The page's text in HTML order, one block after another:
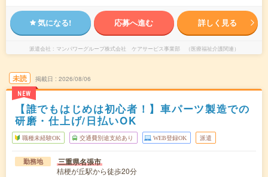
気になる! 応募へ進む 詳しく見る
派遣会社 マンパワーグループ株式会社 ケアサービス事業部 （医療福祉介護関連）
未読
NEW
掲載日 2026/08/06
【誰でもはじめは初心者！】車パーツ製造での
研磨・仕上げ/日払いOK
職種未経験OK 交通費別途支給あり WEB登録OK 派遣
勤務地 三重県名張市
桔梗が丘駅から徒歩20分